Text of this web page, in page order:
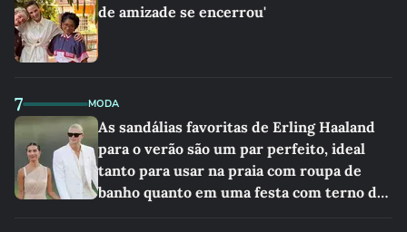
de amizade se encerrou'
7 MODA
As sandálias favoritas de Erling Haaland
para o verão são um par perfeito, ideal
tanto para usar na praia com roupa de
banho quanto em uma festa com terno de